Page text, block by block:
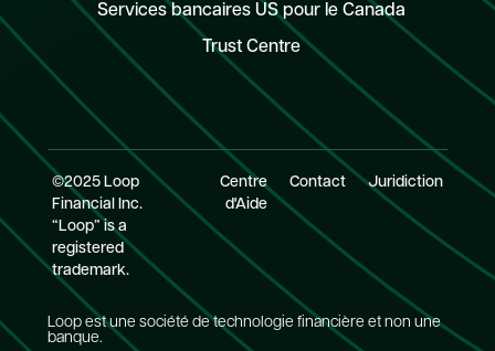
Services bancaires US pour le Canada
Trust Centre
©2025 Loop
Financial Inc.
“Loop” is a
registered
trademark.
Centre
d'Aide
Contact Juridiction
Loop est une société de technologie financière et non une
banque.